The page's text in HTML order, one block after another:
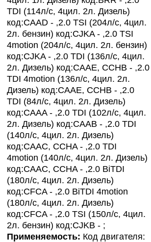
TDI (114л/с, 4цил. 2л. Дизель)
код:CAAD - ,2.0 TSI (204л/с, 4цил.
2л. бензин) код:CJKA - ,2.0 TSI
4motion (204л/с, 4цил. 2л. бензин)
код:CJKA - ,2.0 TDI (136л/с, 4цил.
2л. Дизель) код:CAAE, CCHB - ,2.0
TDI 4motion (136л/с, 4цил. 2л.
Дизель) код:CAAE, CCHB - ,2.0
TDI (84л/с, 4цил. 2л. Дизель)
код:CAAA - ,2.0 TDI (102л/с, 4цил.
2л. Дизель) код:CAAB - ,2.0 TDI
(140л/с, 4цил. 2л. Дизель)
код:CAAC, CCHA - ,2.0 TDI
4motion (140л/с, 4цил. 2л. Дизель)
код:CAAC, CCHA - ,2.0 BiTDI
(180л/с, 4цил. 2л. Дизель)
код:CFCA - ,2.0 BiTDI 4motion
(180л/с, 4цил. 2л. Дизель)
код:CFCA - ,2.0 TSI (150л/с, 4цил.
2л. бензин) код:CJKB - ;
Применяемость: Код двигателя: